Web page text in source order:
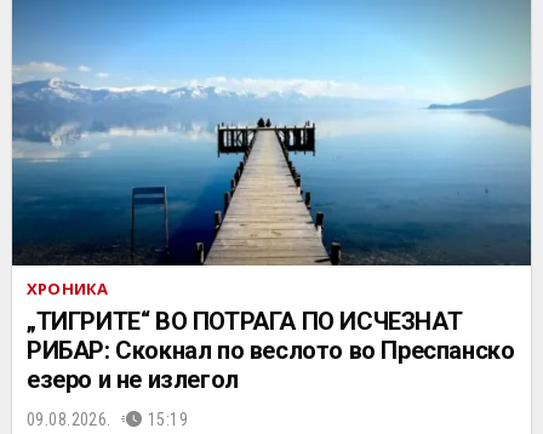
ХРОНИКА
„ТИГРИТЕ“ ВО ПОТРАГА ПО ИСЧЕЗНАТ
РИБАР: Скокнал по веслото во Преспанско
езеро и не излегол
09.08.2026. 15:19